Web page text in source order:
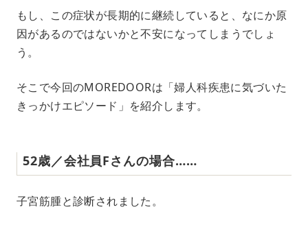
e
もし、この症状が長期的に継続していると、なにか原
因があるのではないかと不安になってしまうでしょ
う。
そこで今回のMOREDOORは「婦人科疾患に気づいた
きっかけエピソード」を紹介します。
52歳／会社員Fさんの場合……
子宮筋腫と診断されました。